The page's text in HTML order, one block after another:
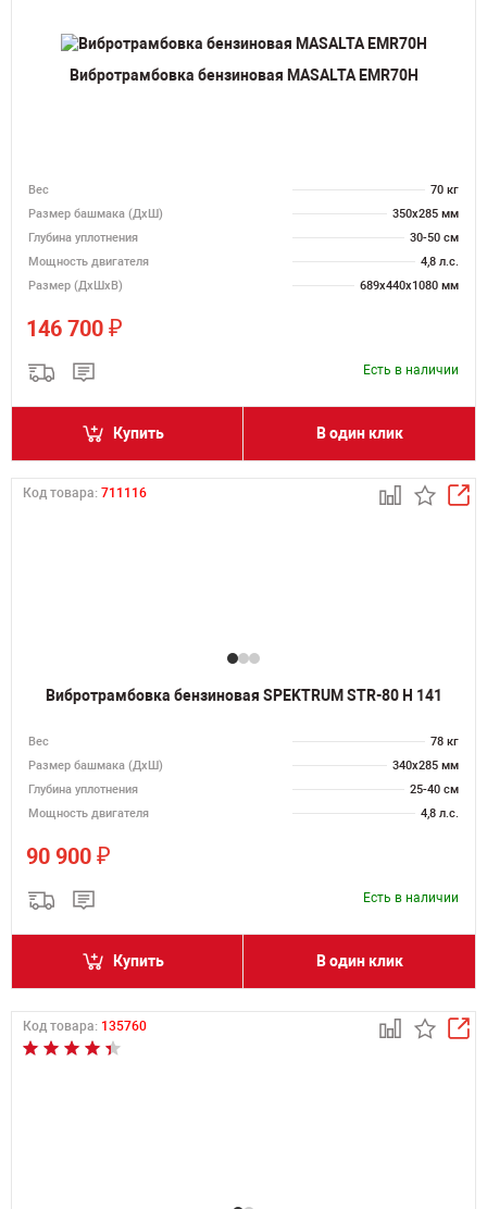
Вибротрамбовка бензиновая MASALTA EMR70H
Вес
70 кг
Размер башмака (ДхШ)
350x285 мм
Глубина уплотнения
30-50 см
Мощность двигателя
4,8 л.с.
Размер (ДхШхВ)
689х440х1080 мм
146 700 ₽
Есть в наличии
Купить В один клик
Код товара: 711116
Вибротрамбовка бензиновая SPEKTRUM STR-80 H 141
Вес
78 кг
Размер башмака (ДхШ)
340х285 мм
Глубина уплотнения
25-40 см
Мощность двигателя
4,8 л.с.
90 900 ₽
Есть в наличии
Купить В один клик
Код товара: 135760